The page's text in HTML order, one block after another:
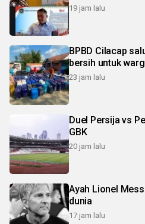
19 jam lalu
BPBD Cilacap
bersih untuk
23 jam lalu
Duel Persija vs
GBK
20 jam lalu
Ayah Lionel
dunia
17 jam lalu